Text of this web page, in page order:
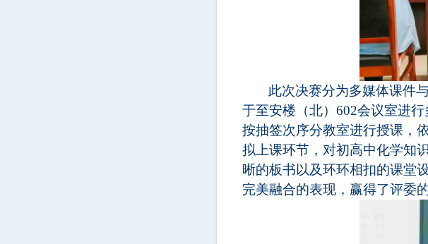
此次决赛分为多媒体课件
于至安楼（北） 602会议室进行
按抽签次序分教室进行授课，
拟上课环节，对初高中化学知
晰的板书以及环环相扣的课堂
完美融合的表现，赢得了评委的